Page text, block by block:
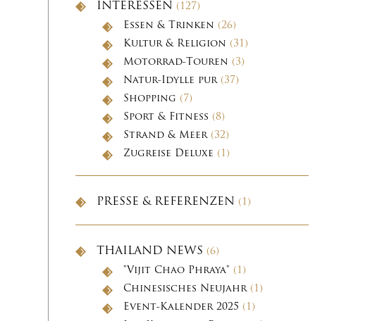
INTERESSEN (127)
Essen & Trinken (26)
Kultur & Religion (31)
Motorrad-Touren (3)
Natur-Idylle pur(37)
Shopping (7)
Sport & Fitness (8)
Strand & Meer(32)
Zugreise Deluxe (1)
PRESSE & REFERENZEN (1)
THAILAND NEWS (6)
"Vijit Chao Phraya" (1)
Chinesisches Neujahr(1)
Event-Kalender 2025 (1)